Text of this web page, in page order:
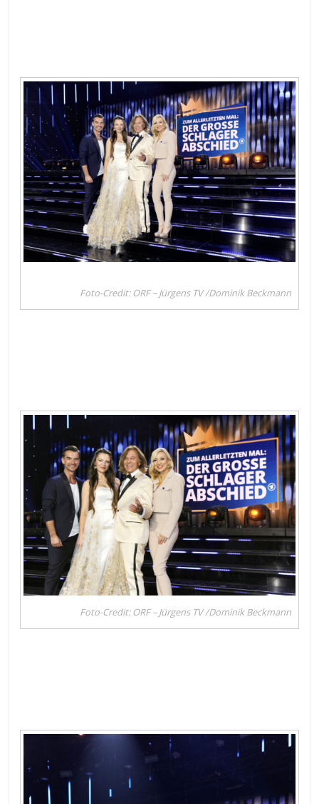
Foto-Credit: ORF – Jürgens TV /Dominik Beckmann
Foto-Credit: ORF – Jürgens TV /Dominik Beckmann